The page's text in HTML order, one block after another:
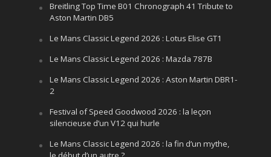
Breitling Top Time B01 Chronograph 41 Tribute to
Aston Martin DB5
Le Mans Classic Legend 2026 : Lotus Elise GT1
Le Mans Classic Legend 2026 : Mazda 787B
Le Mans Classic Legend 2026 : Aston Martin DBR1-
2
Festival of Speed Goodwood 2026 : la leçon
silencieuse d’un V12 qui hurle
Le Mans Classic Legend 2026 : la fin d’un mythe,